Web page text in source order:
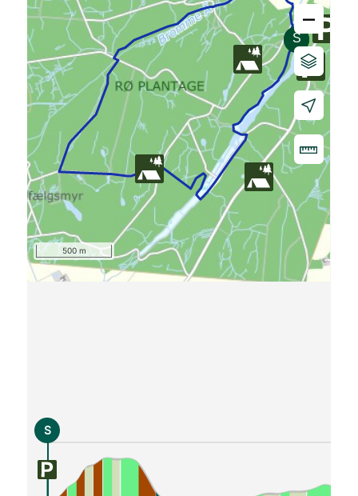
–
500 m
S